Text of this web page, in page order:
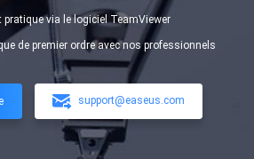
pratique via le logiciel TeamViewer
de premier ordre avec nos professionnels
 support@easeus.com